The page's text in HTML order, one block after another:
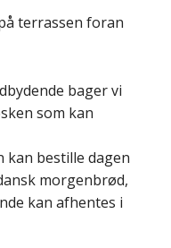
terrassen foran
bager vi
som kan
kan bestille dagen
morgenbrød,
kan afhentes i